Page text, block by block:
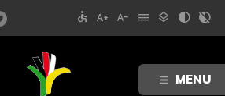
MENU
accessible text_increase text_decrease menu layers contrast contrast_rtl_off